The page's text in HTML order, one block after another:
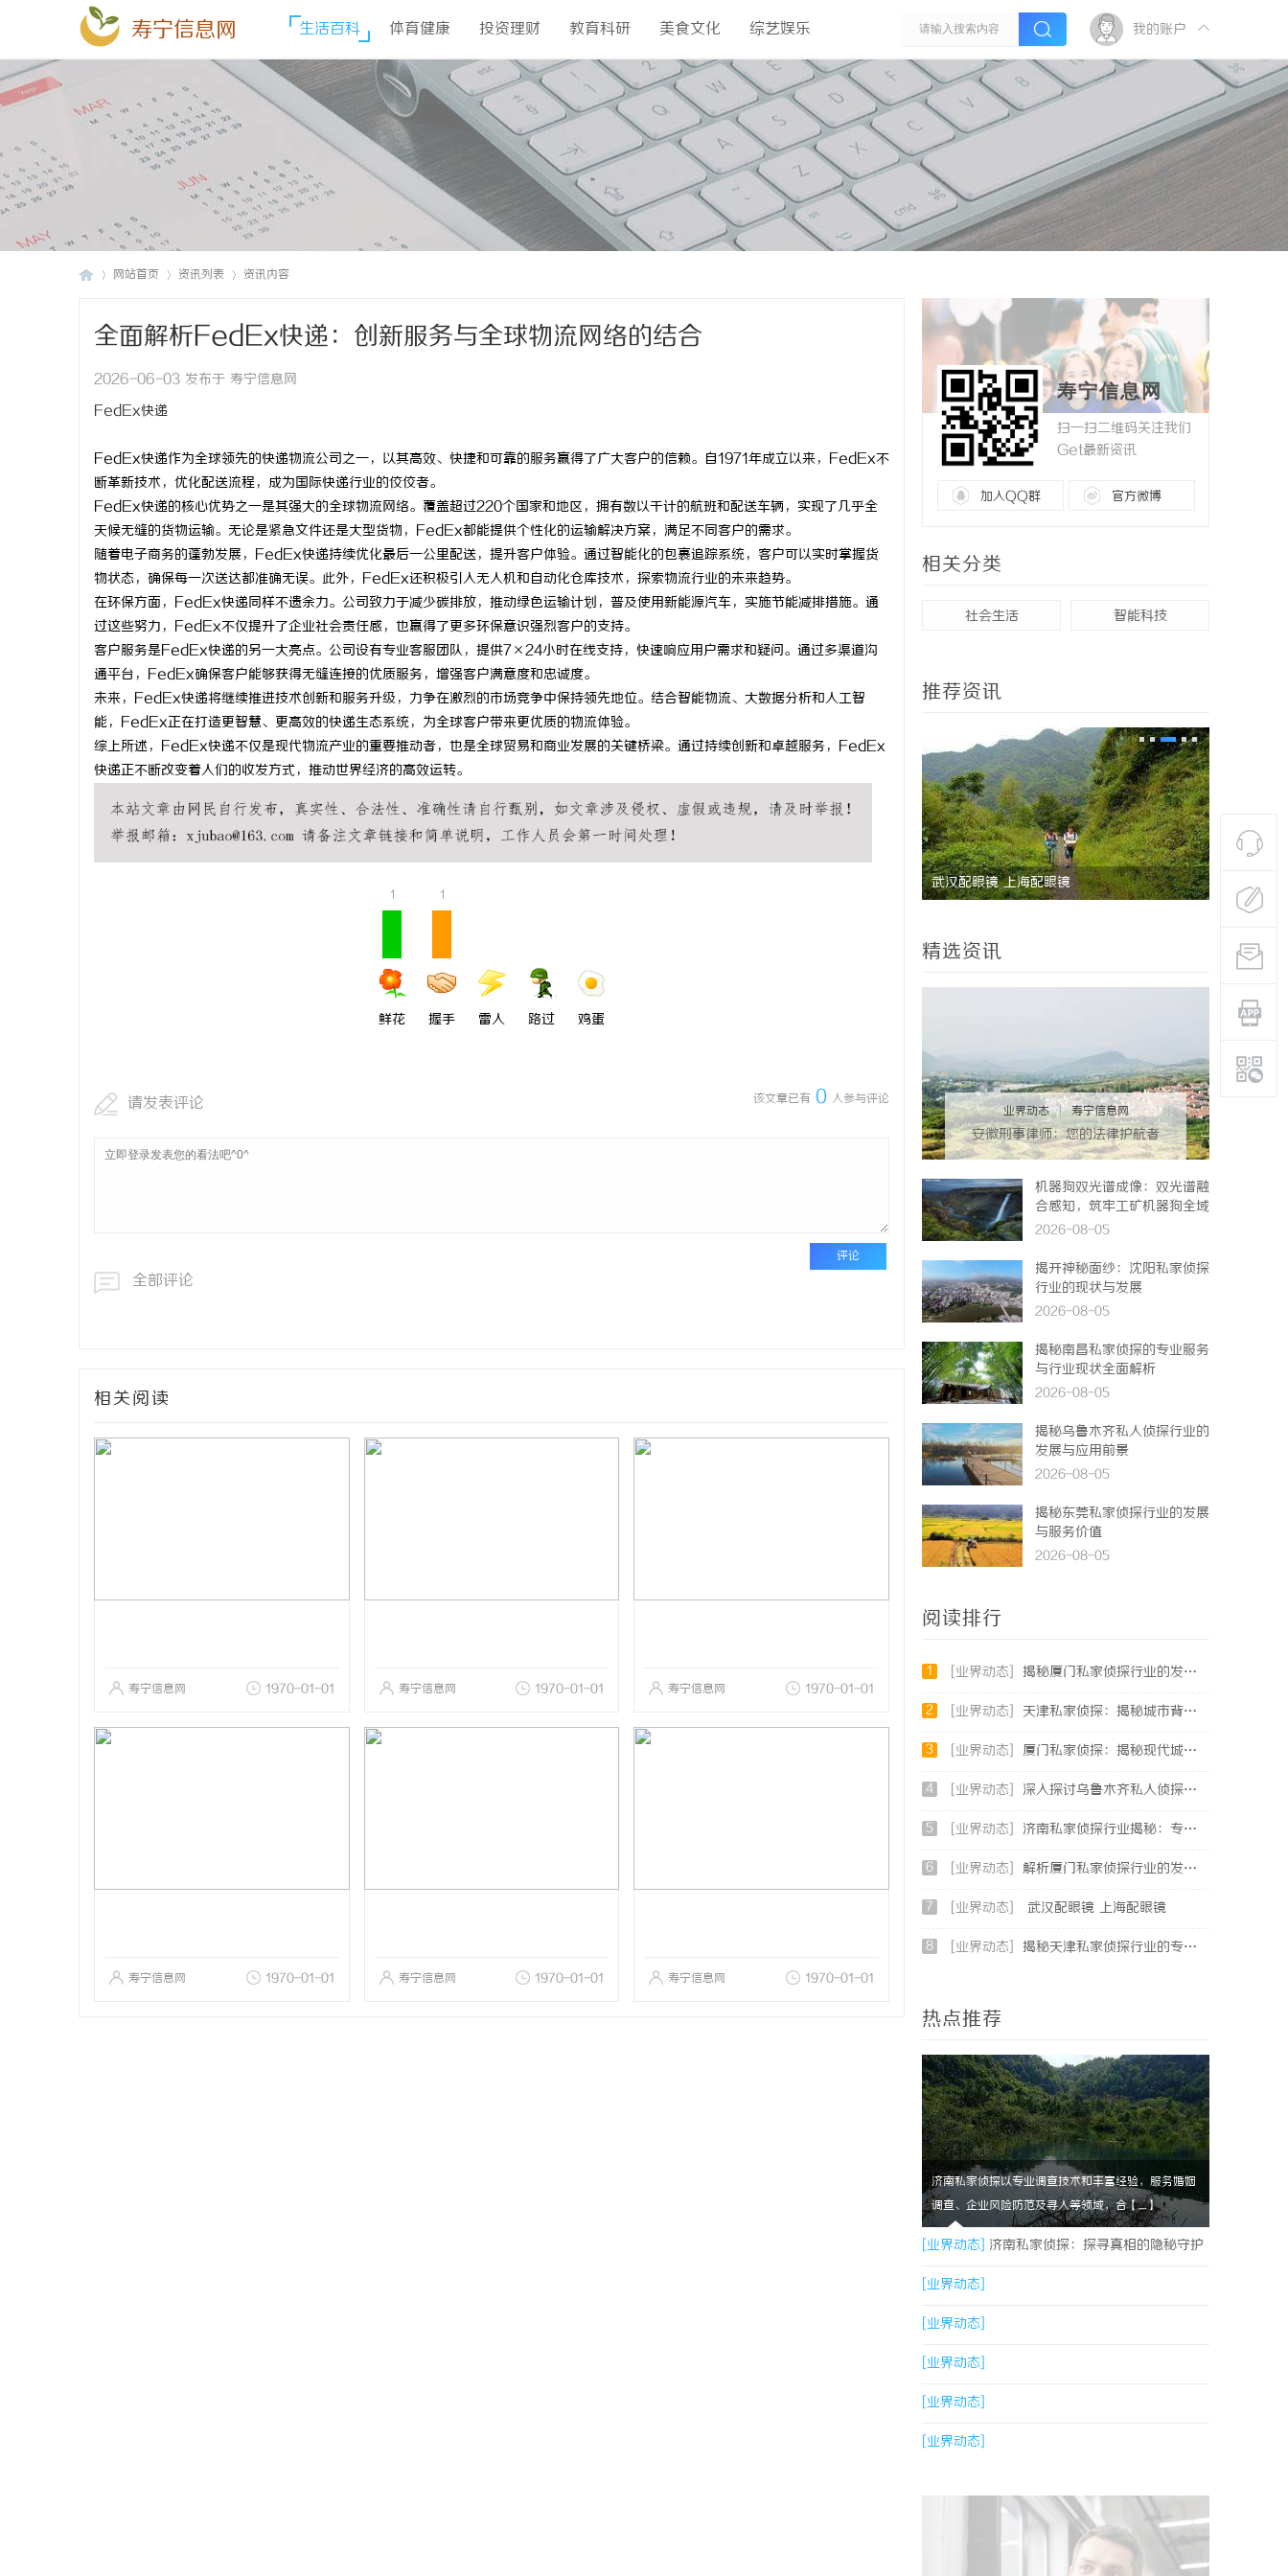
寿宁信息网 生活百科 体育健康 投资理财 教育科研 美食文化 综艺娱乐 我的账户
网站首页 资讯列表 资讯内容
全面解析FedEx快递：创新服务与全球物流网络的结合
2026-06-03 发布于 寿宁信息网
FedEx快递
FedEx快递作为全球领先的快递物流公司之一，以其高效、快捷和可靠的服务赢得了广大客户的信赖。自1971年成立以来，FedEx不
断革新技术，优化配送流程，成为国际快递行业的佼佼者。
FedEx快递的核心优势之一是其强大的全球物流网络。覆盖超过220个国家和地区，拥有数以千计的航班和配送车辆，实现了几乎全
天候无缝的货物运输。无论是紧急文件还是大型货物，FedEx都能提供个性化的运输解决方案，满足不同客户的需求。
随着电子商务的蓬勃发展，FedEx快递持续优化最后一公里配送，提升客户体验。通过智能化的包裹追踪系统，客户可以实时掌握货
物状态，确保每一次送达都准确无误。此外，FedEx还积极引入无人机和自动化仓库技术，探索物流行业的未来趋势。
在环保方面，FedEx快递同样不遗余力。公司致力于减少碳排放，推动绿色运输计划，普及使用新能源汽车，实施节能减排措施。通
过这些努力，FedEx不仅提升了企业社会责任感，也赢得了更多环保意识强烈客户的支持。
客户服务是FedEx快递的另一大亮点。公司设有专业客服团队，提供7×24小时在线支持，快速响应用户需求和疑问。通过多渠道沟
通平台，FedEx确保客户能够获得无缝连接的优质服务，增强客户满意度和忠诚度。
未来，FedEx快递将继续推进技术创新和服务升级，力争在激烈的市场竞争中保持领先地位。结合智能物流、大数据分析和人工智
能，FedEx正在打造更智慧、更高效的快递生态系统，为全球客户带来更优质的物流体验。
综上所述，FedEx快递不仅是现代物流产业的重要推动者，也是全球贸易和商业发展的关键桥梁。通过持续创新和卓越服务，FedEx
快递正不断改变着人们的收发方式，推动世界经济的高效运转。
1
鲜花
1
握手 雷人 路过 鸡蛋
该文章已有 0 人参与评论
请发表评论
评论
全部评论
相关阅读
寿宁信息网 1970-01-01 寿宁信息网 1970-01-01 寿宁信息网 1970-01-01
寿宁信息网 1970-01-01 寿宁信息网 1970-01-01 寿宁信息网 1970-01-01
寿宁信息网
扫一扫二维码关注我们
Get最新资讯
加入QQ群 官方微博
相关分类
社会生活 智能科技
推荐资讯
武汉配眼镜 上海配眼镜 武汉配眼
精选资讯
业界动态 | 寿宁信息网
安徽刑事律师：您的法律护航者
机器狗双光谱成像：双光谱融
合感知，筑牢工矿机器狗全域
巡检识别能力
2026-08-05
揭开神秘面纱：沈阳私家侦探
行业的现状与发展
2026-08-05
揭秘南昌私家侦探的专业服务
与行业现状全面解析
2026-08-05
揭秘乌鲁木齐私人侦探行业的
发展与应用前景
2026-08-05
揭秘东莞私家侦探行业的发展
与服务价值
2026-08-05
阅读排行
1 [业界动态] 揭秘厦门私家侦探行业的发展与服务特色详解
2 [业界动态] 天津私家侦探：揭秘城市背后的隐秘守护者
3 [业界动态] 厦门私家侦探：揭秘现代城市的隐秘守护者
4 [业界动态] 深入探讨乌鲁木齐私人侦探行业的现状与发展趋势
5 [业界动态] 济南私家侦探行业揭秘：专业服务与案件解析全方位指南
6 [业界动态] 解析厦门私家侦探行业的发展与服务优势全面指南
7 [业界动态] 武汉配眼镜 上海配眼镜
8 [业界动态] 揭秘天津私家侦探行业的专业服务与发展趋势
热点推荐
济南私家侦探以专业调查技术和丰富经验，服务婚姻
调查、企业风险防范及寻人等领域，合【....】
[业界动态] 济南私家侦探：探寻真相的隐秘守护
者[业界动态]
[业界动态]
[业界动态]
[业界动态]
[业界动态]